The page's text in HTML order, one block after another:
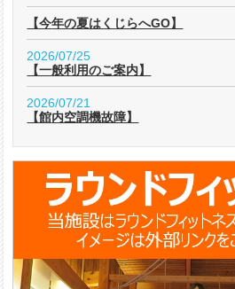
【今年の夏はくじらへGO】
2026/07/25
【一般利用のご案内】
2026/07/21
【館内空調機故障】